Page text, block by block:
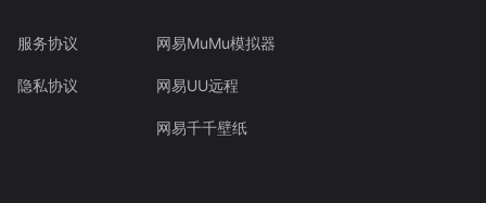
服务协议
隐私协议
网易MuMu模拟器
网易UU远程
网易千千壁纸